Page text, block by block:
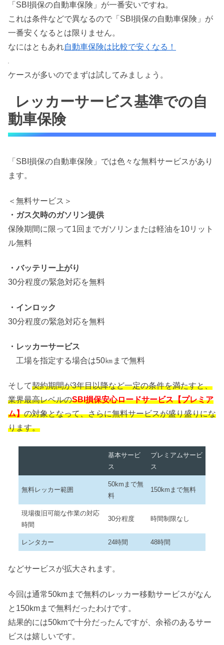
「SBI損保の自動車保険」が一番安いですね。
これは条件などで異なるので「SBI損保の自動車保険」が
一番安くなるとは限りません。
なにはともあれ自動車保険は比較で安くなる！
ケースが多いのでまずは試してみましょう。
レッカーサービス基準での自
動車保険
「SBI損保の自動車保険」では色々な無料サービスがあり
ます。
＜無料サービス＞
・ガス欠時のガソリン提供
保険期間に限って1回までガソリンまたは軽油を10リット
ル無料
・バッテリー上がり
30分程度の緊急対応を無料
・インロック
30分程度の緊急対応を無料
・レッカーサービス
工場を指定する場合は50㎞まで無料
そして契約期間が3年目以降など一定の条件を満たすと、
業界最高レベルのSBI損保安心ロードサービス【プレミア
ム】の対象となって、さらに無料サービスが盛り盛りにな
ります。
基本サービ
ス
プレミアムサービ
ス
無料レッカー範囲
50kmまで無
料
150kmまで無料
現場復旧可能な作業の対応
時間
30分程度 時間制限なし
レンタカー 24時間 48時間
などサービスが拡大されます。
今回は通常50kmまで無料のレッカー移動サービスがなん
と150kmまで無料だったわけです。
結果的には50kmで十分だったんですが、余裕のあるサー
ビスは嬉しいです。